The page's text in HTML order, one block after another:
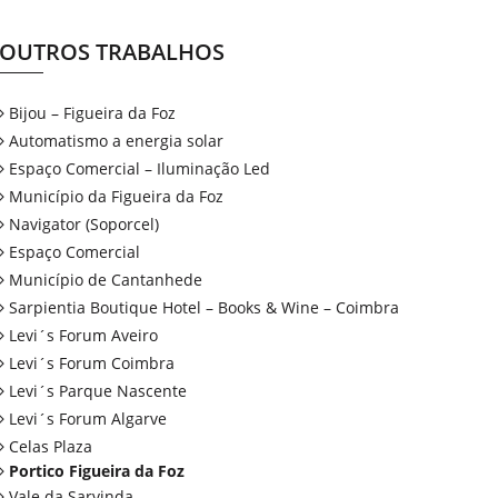
OUTROS TRABALHOS
Bijou – Figueira da Foz
Automatismo a energia solar
Espaço Comercial – Iluminação Led
Município da Figueira da Foz
Navigator (Soporcel)
Espaço Comercial
Município de Cantanhede
Sarpientia Boutique Hotel – Books & Wine – Coimbra
Levi´s Forum Aveiro
Levi´s Forum Coimbra
Levi´s Parque Nascente
Levi´s Forum Algarve
Celas Plaza
Portico Figueira da Foz